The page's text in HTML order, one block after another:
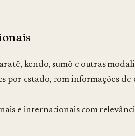
kendo, sumô e outras
por estado, com informações de
e internacionais com